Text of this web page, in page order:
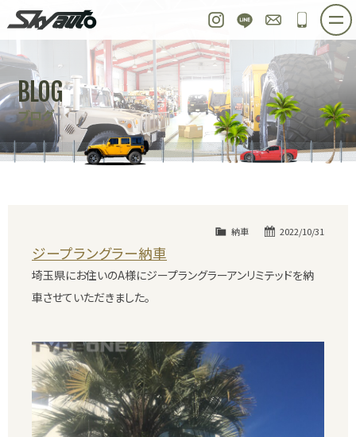
Instagram
LINE お問い合わせ
048-
ホーム 在庫車情報 ご購入プラン
整備作業実例 パーツ販売 買取＆オーダー
店舗紹介 工場紹介 会社概要
スタッフ紹介 求人情報 公式ブログ
BLOG
ブログ
2022/10/31
納車
ジープラングラー納車
埼玉県にお住いのA様にジープラングラーアンリミテッドを納
車させていただきました。